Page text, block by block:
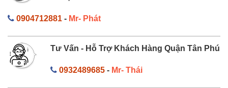
0904712881 - Mr- Phát
Tư Vấn - Hỗ Trợ Khách Hàng Quận Tân Phú
0932489685- Mr- Thái